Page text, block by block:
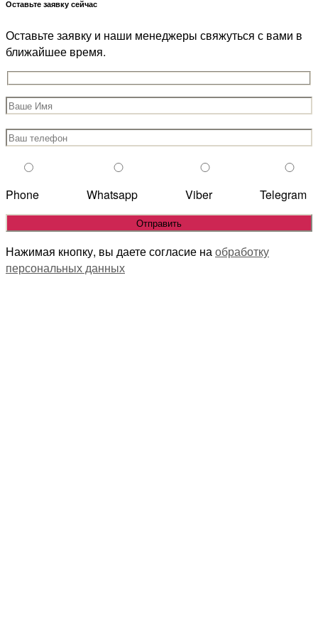
Оставьте заявку сейчас
Оставьте заявку и наши менеджеры свяжуться с вами в
ближайшее время.
Phone Whatsapp Viber Telegram
Нажимая кнопку, вы даете согласие наобработку
персональных данных